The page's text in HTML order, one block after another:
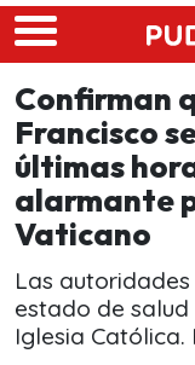
Skip to main content
Confirman
Francisco
últimas
alarmante
Vaticano
Las
estado de
Iglesia Católica.